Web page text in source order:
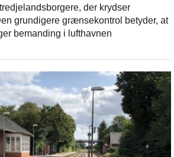
der krydser
grundigere grænsekontrol betyder, at
bemanding i lufthavnen